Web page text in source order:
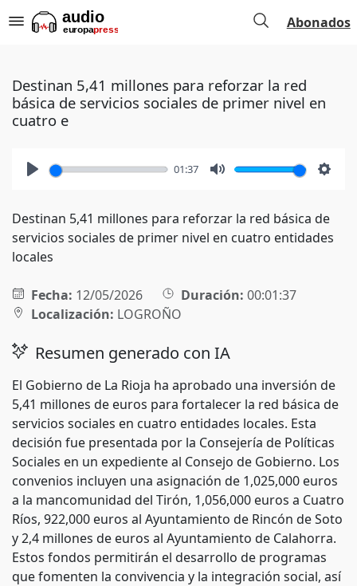
Abonados
Destinan 5,41 millones para reforzar la red
básica de servicios sociales de primer nivel en
cuatro e
01:37
Destinan 5,41 millones para reforzar la red básica de
servicios sociales de primer nivel en cuatro entidades
locales
Fecha: 12/05/2026 Duración: 00:01:37
Localización: LOGROÑO
Resumen generado con IA
El Gobierno de La Rioja ha aprobado una inversión de
5,41 millones de euros para fortalecer la red básica de
servicios sociales en cuatro entidades locales. Esta
decisión fue presentada por la Consejería de Políticas
Sociales en un expediente al Consejo de Gobierno. Los
convenios incluyen una asignación de 1,025,000 euros
a la mancomunidad del Tirón, 1,056,000 euros a Cuatro
Ríos, 922,000 euros al Ayuntamiento de Rincón de Soto
y 2,4 millones de euros al Ayuntamiento de Calahorra.
Estos fondos permitirán el desarrollo de programas
que fomenten la convivencia y la integración social, así